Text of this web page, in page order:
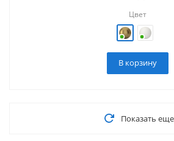
Цвет
В корзину
Показать еще